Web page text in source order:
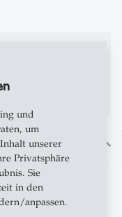
und
um
unserer
Privatsphäre
Sie
in den
anpassen.
north